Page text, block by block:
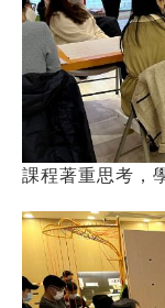
課程著重思考，